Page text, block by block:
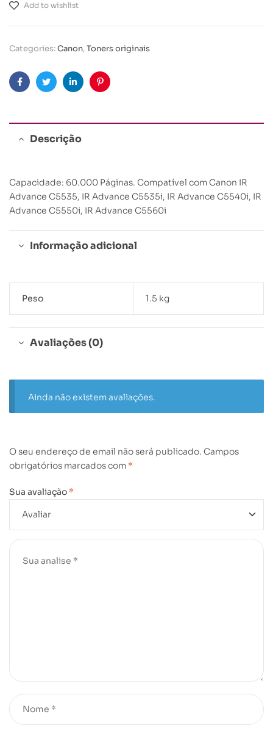
Add to wishlist
Categories:Canon,Toners originais
FacebookTwitterLinkedinPinterest
Descrição
Capacidade: 60.000 Páginas. Compatível com Canon IR
Advance C5535, IR Advance C5535i, IR Advance C5540i, IR
Advance C5550i, IR Advance C5560i
Informação adicional
Peso 1.5 kg
Avaliações (0)
Ainda não existem avaliações.
O seu endereço de email não será publicado. Campos
obrigatórios marcados com *
Sua avaliação *